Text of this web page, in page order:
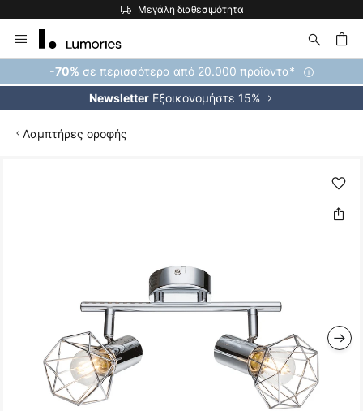
Μεγάλη διαθεσιμότητα
Μετάβαση
στο
περιεχόμενο
-70% σε περισσότερα από 20.000 προϊόντα*
Newsletter Εξοικονομήστε 15%
Λαμπτήρες οροφής